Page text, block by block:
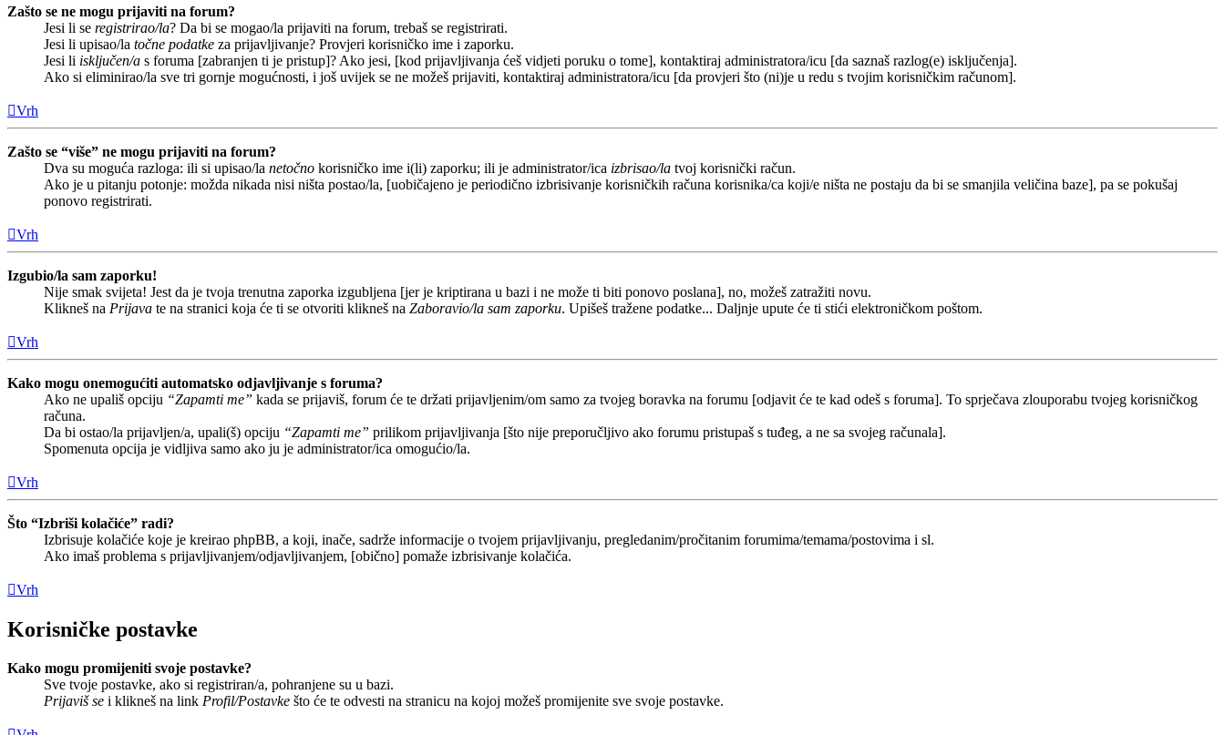
Zašto se ne mogu prijaviti na forum?
Jesi li se registrirao/la? Da bi se mogao/la prijaviti na forum, trebaš se registrirati.
Jesi li upisao/la točne podatke za prijavljivanje? Provjeri korisničko ime i zaporku.
Jesi li isključen/a s foruma [zabranjen ti je pristup]? Ako jesi, [kod prijavljivanja ćeš vidjeti poruku o tome], kontaktiraj administratora/icu [da saznaš razlog(e) isključenja].
Ako si eliminirao/la sve tri gornje mogućnosti, i još uvijek se ne možeš prijaviti, kontaktiraj administratora/icu [da provjeri što (ni)je u redu s tvojim korisničkim računom].
Vrh
Zašto se “više” ne mogu prijaviti na forum?
Dva su moguća razloga: ili si upisao/la netočno korisničko ime i(li) zaporku; ili je administrator/ica izbrisao/la tvoj korisnički račun.
Ako je u pitanju potonje: možda nikada nisi ništa postao/la, [uobičajeno je periodično izbrisivanje korisničkih računa korisnika/ca koji/e ništa ne postaju da bi se smanjila veličina baze], pa se pokušaj
ponovo registrirati.
Vrh
Izgubio/la sam zaporku!
Nije smak svijeta! Jest da je tvoja trenutna zaporka izgubljena [jer je kriptirana u bazi i ne može ti biti ponovo poslana], no, možeš zatražiti novu.
Klikneš na Prijava te na stranici koja će ti se otvoriti klikneš na Zaboravio/la sam zaporku. Upišeš tražene podatke... Daljnje upute će ti stići elektroničkom poštom.
Vrh
Kako mogu onemogućiti automatsko odjavljivanje s foruma?
Ako ne upališ opciju “Zapamti me” kada se prijaviš, forum će te držati prijavljenim/om samo za tvojeg boravka na forumu [odjavit će te kad odeš s foruma]. To sprječava zlouporabu tvojeg korisničkog
računa.
Da bi ostao/la prijavljen/a, upali(š) opciju “Zapamti me” prilikom prijavljivanja [što nije preporučljivo ako forumu pristupaš s tuđeg, a ne sa svojeg računala].
Spomenuta opcija je vidljiva samo ako ju je administrator/ica omogućio/la.
Vrh
Što “Izbriši kolačiće” radi?
Izbrisuje kolačiće koje je kreirao phpBB, a koji, inače, sadrže informacije o tvojem prijavljivanju, pregledanim/pročitanim forumima/temama/postovima i sl.
Ako imaš problema s prijavljivanjem/odjavljivanjem, [obično] pomaže izbrisivanje kolačića.
Vrh
Korisničke postavke
Kako mogu promijeniti svoje postavke?
Sve tvoje postavke, ako si registriran/a, pohranjene su u bazi.
Prijaviš se i klikneš na link Profil/Postavke što će te odvesti na stranicu na kojoj možeš promijenite sve svoje postavke.